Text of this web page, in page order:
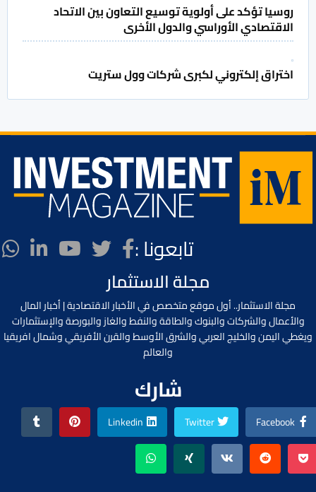
روسيا تؤكد على أولوية توسيع التعاون بين الاتحاد
الاقتصادي الأوراسي والدول الأخرى
اختراق إلكتروني لكبرى شركات وول ستريت
تابعونا :
مجلة الاستثمار
مجلة الاستثمار.. أول موقع متخصص في الأخبار الاقتصادية | أخبار المال
والأعمال والشركات والبنوك والطاقة والنفط والغاز والبورصة والإستثمارات
ويغطي اليمن والخليج العربي والشرق الأوسط والقرن الأفريقي وشمال افريقيا
والعالم
شارك
Facebook
Twitter
Linkedin